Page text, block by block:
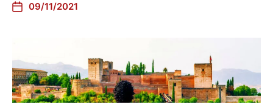
09/11/2021